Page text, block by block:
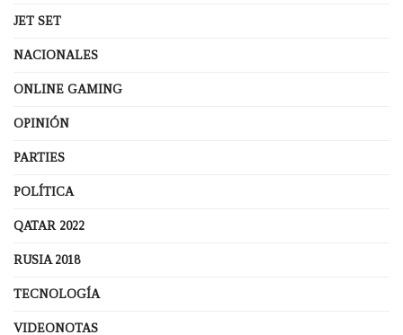
JET SET
NACIONALES
ONLINE GAMING
OPINIÓN
PARTIES
POLÍTICA
QATAR 2022
RUSIA 2018
TECNOLOGÍA
VIDEONOTAS